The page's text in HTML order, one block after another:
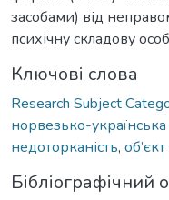
засобами) від
психічну складову
Ключові слова
Research Subject
норвезько-
недоторканість,
Бібліографічний